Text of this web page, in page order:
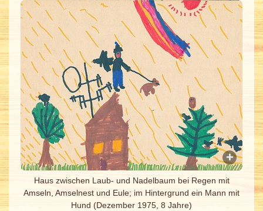
Haus zwischen Laub- und Nadelbaum bei Regen mit
Amseln, Amselnest und Eule; im Hintergrund ein Mann mit
Hund (Dezember 1975, 8 Jahre)